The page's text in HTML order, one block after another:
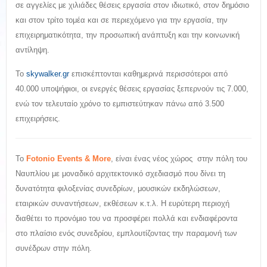
σε αγγελίες με χιλιάδες θέσεις εργασία στον ιδιωτικό, στον δημόσιο
και στον τρίτο τομέα και σε περιεχόμενο για την εργασία, την
επιχειρηματικότητα, την προσωπική ανάπτυξη και την κοινωνική
αντίληψη.
Το skywalker.grεπισκέπτονται καθημερινά περισσότεροι από
40.000 υποψήφιοι, οι ενεργές θέσεις εργασίας ξεπερνούν τις 7.000,
ενώ τον τελευταίο χρόνο το εμπιστεύτηκαν πάνω από 3.500
επιχειρήσεις.
Το Fotonio Events & More, είναι ένας νέος χώρος στην πόλη του
Ναυπλίου με μοναδικό αρχιτεκτονικό σχεδιασμό που δίνει τη
δυνατότητα φιλοξενίας συνεδρίων, μουσικών εκδηλώσεων,
εταιρικών συναντήσεων, εκθέσεων κ.τ.λ. Η ευρύτερη περιοχή
διαθέτει το προνόμιο του να προσφέρει πολλά και ενδιαφέροντα
στο πλαίσιο ενός συνεδρίου, εμπλουτίζοντας την παραμονή των
συνέδρων στην πόλη.